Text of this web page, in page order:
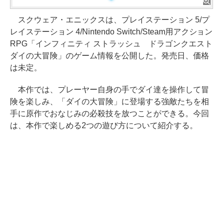
スクウェア・エニックスは、プレイステーション 5/プ
レイステーション 4/Nintendo Switch/Steam用アクション
RPG「インフィニティ ストラッシュ ドラゴンクエスト
ダイの大冒険」のゲーム情報を公開した。発売日、価格
は未定。
本作では、プレーヤー自身の手でダイ達を操作して冒
険を楽しみ、「ダイの大冒険」に登場する強敵たちを相
手に原作でおなじみの必殺技を放つことができる。今回
は、本作で楽しめる2つの遊び方について紹介する。